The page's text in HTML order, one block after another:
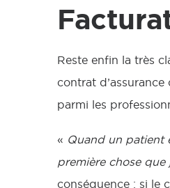
Reste enfin la très
contrat
parmi les
« Quand un patient
première chose que
conséquence : si le